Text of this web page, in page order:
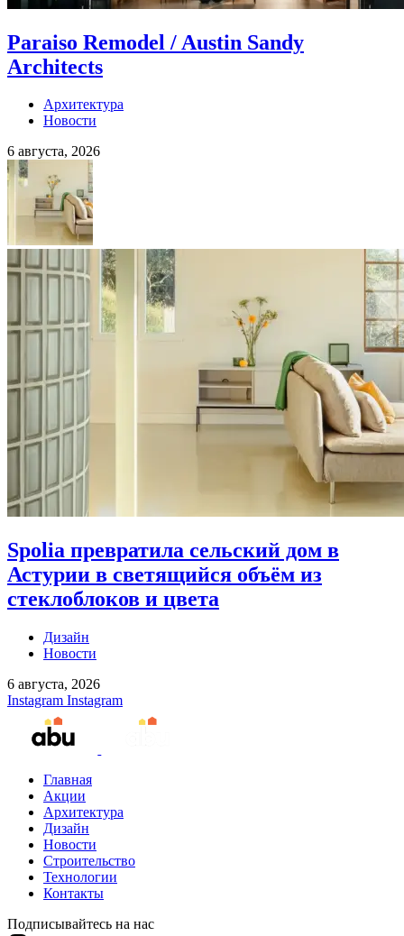
Paraiso Remodel / Austin Sandy
Architects
Архитектура
Новости
6 августа, 2026
Spolia превратила сельский дом в
Астурии в светящийся объём из
стеклоблоков и цвета
Дизайн
Новости
6 августа, 2026
Instagram Instagram
Главная
Акции
Архитектура
Дизайн
Новости
Строительство
Технологии
Контакты
Подписывайтесь на нас